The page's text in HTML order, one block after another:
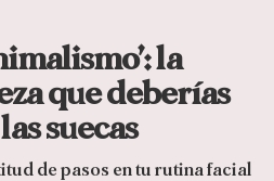
la
que deberías
suecas
de pasos en tu rutina facial